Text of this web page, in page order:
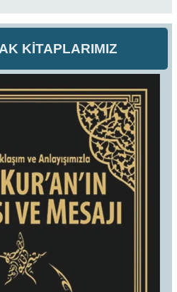
KİTAPLARIMIZ